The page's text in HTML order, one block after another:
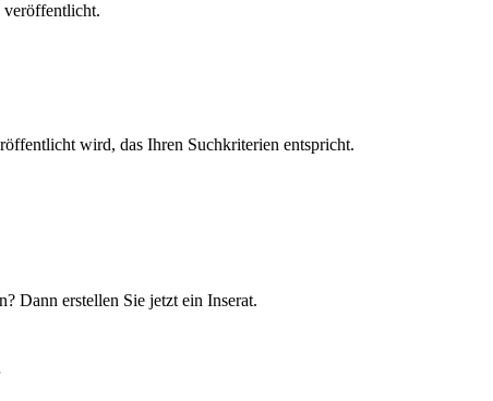
veröffentlicht.
wird, das Ihren Suchkriterien entspricht.
Dann erstellen Sie jetzt ein Inserat.